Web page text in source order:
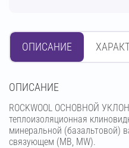
ОПИСАНИЕ
OПИСАНИЕ
ROCKWOOL ОСНОВНОЙ
теплоизоляционная
минеральной (базальтовой)
связующем (МВ, MW).